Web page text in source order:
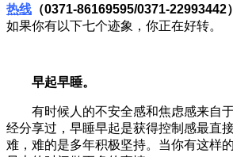
热线 （0371-86169595/0371-22993442）
如果你有以下七个迹象，你正在好转。
早起早睡。
有时候人的不安全感和焦虑感来自于
经分享过，早睡早起是获得控制感最直
难，难的是多年积极坚持。当你有这样